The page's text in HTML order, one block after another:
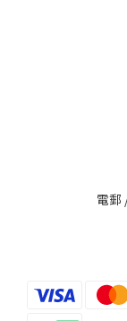
電